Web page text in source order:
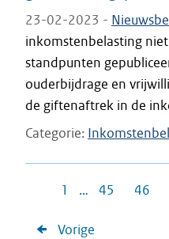
23-02-2023 -
inkomstenbelasting
standpunten
ouderbijdrage en
de giftenaftrek in de
Categorie
Vorige
1 … 45 46